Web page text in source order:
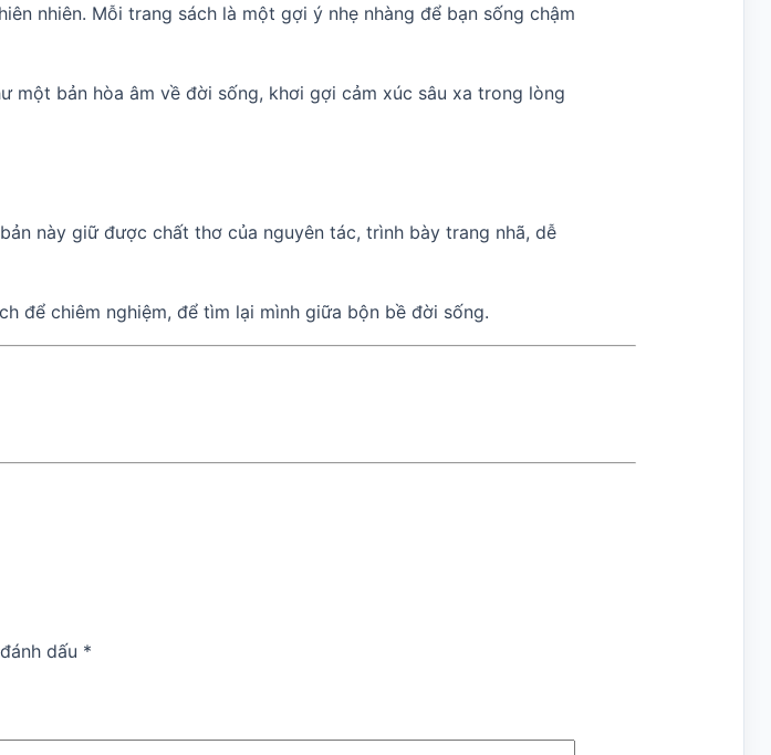
nhiên. Mỗi trang sách là một gợi ý nhẹ nhàng để bạn sống chậm
một bản hòa âm về đời sống, khơi gợi cảm xúc sâu xa trong lòng
này giữ được chất thơ của nguyên tác, trình bày trang nhã, dễ
để chiêm nghiệm, để tìm lại mình giữa bộn bề đời sống.
dấu *